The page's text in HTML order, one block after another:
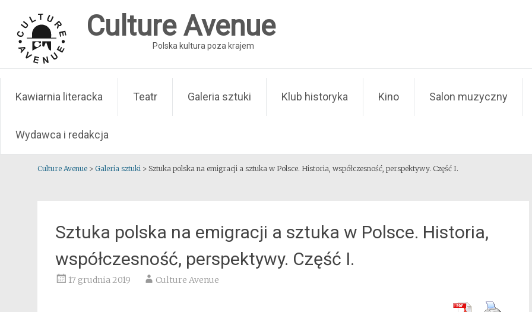
content
Culture Avenue
Polska kultura poza krajem
Kawiarnia literacka Teatr Galeria sztuki Klub historyka Kino Salon muzyczny
Wydawca i redakcja
Culture Avenue > Galeria sztuki > Sztuka polska na emigracji a sztuka w Polsce. Historia, współczesność, perspektywy. Część I.
Sztuka polska na emigracji a sztuka w Polsce. Historia,
współczesność, perspektywy. Część I.
17 grudnia 2019 Culture Avenue